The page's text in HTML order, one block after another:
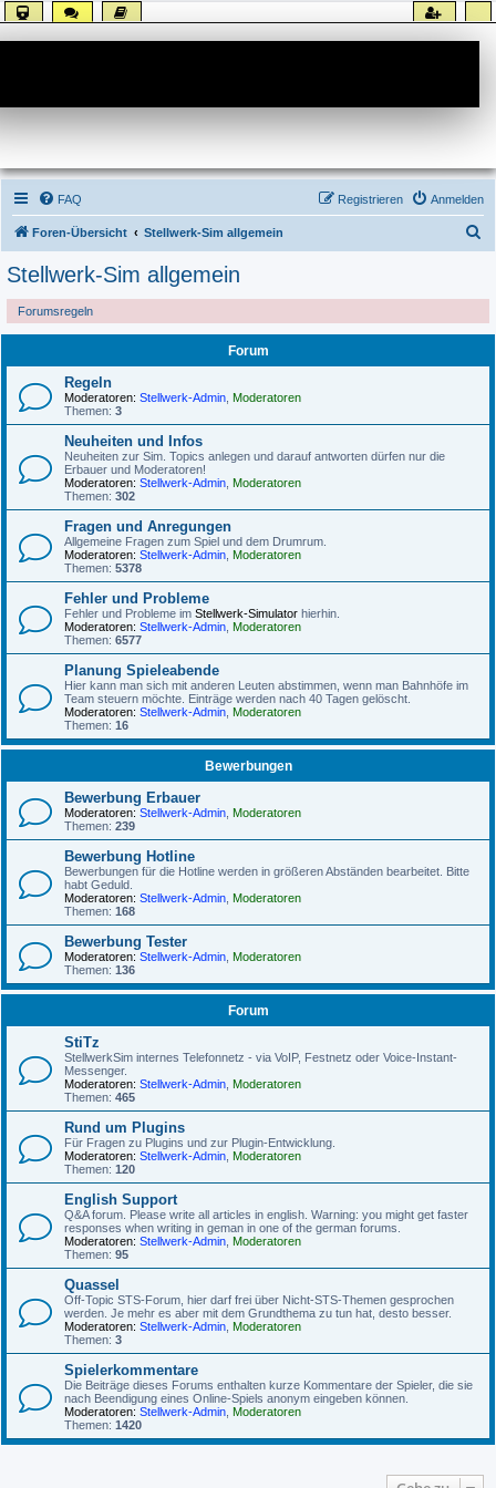
FAQ Anmelden
Registrieren
Foren-Übersicht Stellwerk-Sim allgemein
e
Stellwerk-Sim allgemein
Forumsregeln
Forum
Regeln
Moderatoren: Stellwerk-Admin Moderatoren
Themen: 3
Neuheiten und Infos
Neuheiten zur Sim. Topics anlegen und darauf antworten dürfen nur die
Erbauer und Moderatoren!
Moderatoren: Stellwerk-Admin Moderatoren
Themen: 302
Fragen und Anregungen
Allgemeine Fragen zum Spiel und dem Drumrum.
Moderatoren: Stellwerk-Admin Moderatoren
Themen: 5378
Fehler und Probleme
Fehler und Probleme im Stellwerk-Simulator hierhin.
Moderatoren: Stellwerk-Admin Moderatoren
Themen: 6577
Planung Spieleabende
Hier kann man sich mit anderen Leuten abstimmen, wenn man Bahnhöfe im
Team steuern möchte. Einträge werden nach 40 Tagen gelöscht.
Moderatoren: Stellwerk-Admin Moderatoren
Themen: 16
Bewerbungen
Bewerbung Erbauer
Moderatoren: Stellwerk-Admin Moderatoren
Themen: 239
Bewerbung Hotline
Bewerbungen für die Hotline werden in größeren Abständen bearbeitet. Bitte
habt Geduld.
Moderatoren: Stellwerk-Admin Moderatoren
Themen: 168
Bewerbung Tester
Moderatoren: Stellwerk-Admin Moderatoren
Themen: 136
Forum
StiTz
StellwerkSim internes Telefonnetz - via VoIP, Festnetz oder Voice-Instant-
Messenger.
Moderatoren: Stellwerk-Admin Moderatoren
Themen: 465
Rund um Plugins
Für Fragen zu Plugins und zur Plugin-Entwicklung.
Moderatoren: Stellwerk-Admin Moderatoren
Themen: 120
English Support
Q&A forum. Please write all articles in english. Warning: you might get faster
responses when writing in geman in one of the german forums.
Moderatoren: Stellwerk-Admin Moderatoren
Themen: 95
Quassel
Off-Topic STS-Forum, hier darf frei über Nicht-STS-Themen gesprochen
werden. Je mehr es aber mit dem Grundthema zu tun hat, desto besser.
Moderatoren: Stellwerk-Admin Moderatoren
Themen: 3
Spielerkommentare
Die Beiträge dieses Forums enthalten kurze Kommentare der Spieler, die sie
nach Beendigung eines Online-Spiels anonym eingeben können.
Moderatoren: Stellwerk-Admin Moderatoren
Themen: 1420